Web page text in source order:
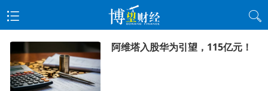
阿维塔入股华为引望，115亿元！